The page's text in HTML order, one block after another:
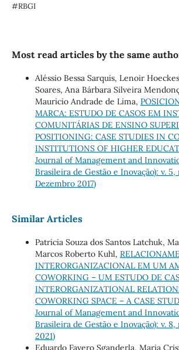
#RBGI
Most read articles by the same
Aléssio Bessa Sarquis, Lenoir
Soares, Ana Bárbara Silveira
Mauricio Andrade de Lima,
MARCA: ESTUDO DE CASOS EM
COMUNITÁRIAS DE ENSINO
POSITIONING: CASE STUDIES IN
INSTITUTIONS OF HIGHER
Journal of Management and
Brasileira de Gestão e Inovação): v.
Dezembro 2017)
Similar Articles
Patricia Souza dos Santos Latchuk,
Marcos Roberto Kuhl,
INTERORGANIZACIONAL EM UM
COWORKING – UM ESTUDO DE
INTERORGANIZATIONAL
COWORKING SPACE – A CASE
Journal of Management and
Brasileira de Gestão e Inovação): v.
2021)
Eduardo Favero Sganderla, Maria